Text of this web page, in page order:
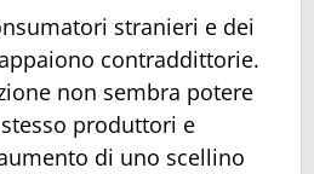
stranieri e dei
contraddittorie.
non sembra potere
produttori e
di uno scellino